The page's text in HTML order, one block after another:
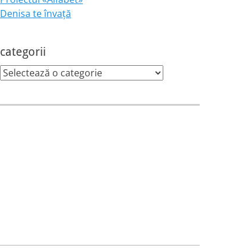
Denisa te învaţă
categorii
categorii